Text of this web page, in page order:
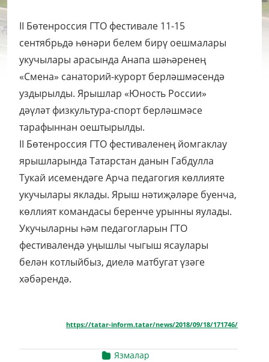
II Бөтенроссия ГТО фестивале 11-15
сентябрьдә һөнәри белем бирү оешмалары
укучылары арасында Анапа шәһәренең
«Смена» санаторий-курорт берләшмәсендә
уздырылды. Ярышлар «Юность России»
дәүләт физкультура-спорт берләшмәсе
тарафыннан оештырылды.
II Бөтенроссия ГТО фестиваленең йомгаклау
ярышларында Татарстан данын Габдулла
Тукай исемендәге Арча педагогия көллияте
укучылары яклады. Ярыш нәтиҗәләре буенча,
көллият командасы беренче урынны яулады.
Укучыларны һәм педагогларын ГТО
фестивалендә уңышлы чыгыш ясаулары
белән котлыйбыз, диелә матбугат үзәге
хәбәрендә.
https://tatar-inform.tatar/news/2018/09/18/171746/
Язмалар